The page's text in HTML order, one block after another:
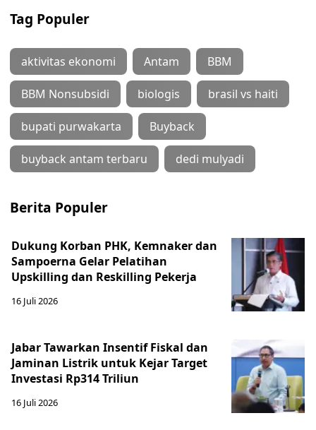
Tag Populer
aktivitas ekonomi Antam BBM
BBM Nonsubsidi biologis brasil vs haiti
bupati purwakarta Buyback
buyback antam terbaru dedi mulyadi
Berita Populer
Dukung Korban PHK, Kemnaker dan
Sampoerna Gelar Pelatihan
Upskilling dan Reskilling Pekerja
16 Juli 2026
Jabar Tawarkan Insentif Fiskal dan
Jaminan Listrik untuk Kejar Target
Investasi Rp314 Triliun
16 Juli 2026